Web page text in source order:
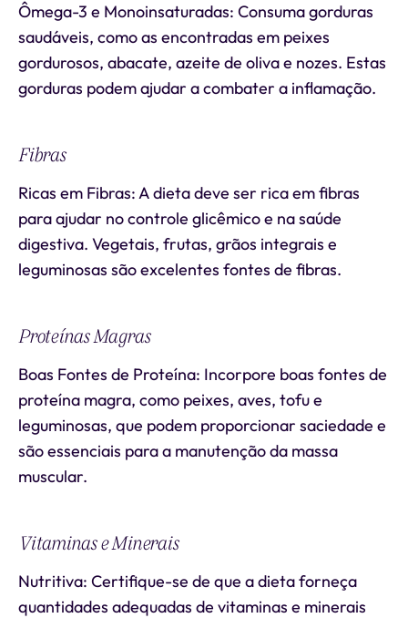
Ômega-3 e Monoinsaturadas: Consuma gorduras
saudáveis, como as encontradas em peixes
gordurosos, abacate, azeite de oliva e nozes. Estas
gorduras podem ajudar a combater a inflamação.
Fibras
Ricas em Fibras: A dieta deve ser rica em fibras
para ajudar no controle glicêmico e na saúde
digestiva. Vegetais, frutas, grãos integrais e
leguminosas são excelentes fontes de fibras.
Proteínas Magras
Boas Fontes de Proteína: Incorpore boas fontes de
proteína magra, como peixes, aves, tofu e
leguminosas, que podem proporcionar saciedade e
são essenciais para a manutenção da massa
muscular.
Vitaminas e Minerais
Nutritiva: Certifique-se de que a dieta forneça
quantidades adequadas de vitaminas e minerais